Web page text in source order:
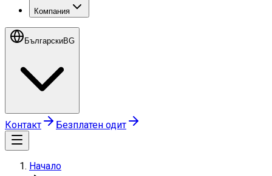
Компания
БългарскиBG
Контакт Безплатен одит
Начало